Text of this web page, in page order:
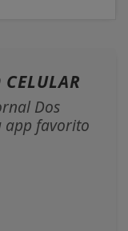
Dos
app favorito